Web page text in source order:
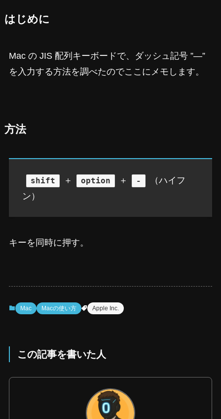
はじめに
Mac の JIS 配列キーボードで、ダッシュ記号 ”—”
を入力する方法を調べたのでここにメモします。
方法
shift ＋ option ＋ -
（ハイフ
ン）
キーを同時に押す。
Mac Macの使い方 Apple Inc.
この記事を書いた人